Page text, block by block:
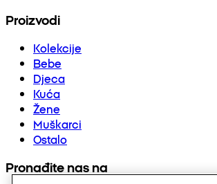
Proizvodi
Kolekcije
Bebe
Djeca
Kuća
Žene
Muškarci
Ostalo
Pronađite nas na